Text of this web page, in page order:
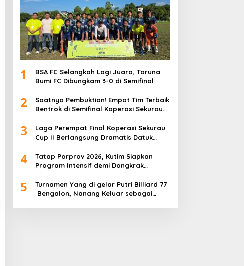
1
BSA FC Selangkah Lagi Juara, Taruna
Bumi FC Dibungkam 3-0 di Semifinal
2
Saatnya Pembuktian! Empat Tim Terbaik
Bentrok di Semifinal Koperasi Sekurau
3
Laga Perempat Final Koperasi Sekurau
Cup II Berlangsung Dramatis Datuk
4
Tatap Porprov 2026, Kutim Siapkan
Program Intensif demi Dongkrak
5
Turnamen Yang di gelar Putri Billiard 77
Bengalon, Nanang Keluar sebagai